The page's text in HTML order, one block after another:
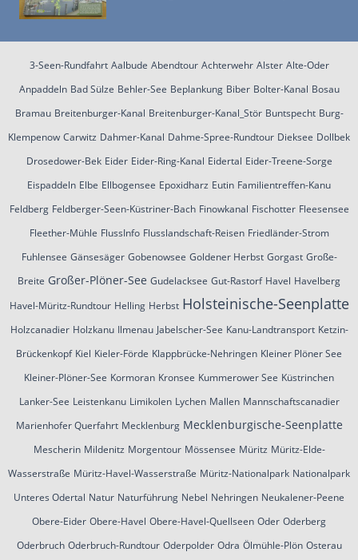
3-Seen-Rundfahrt Aalbude Abendtour Achterwehr Alster Alte-Oder
Anpaddeln Bad Sülze Behler-See Beplankung Biber Bolter-Kanal Bosau
Bramau Breitenburger-Kanal Breitenburger-Kanal_Stör Buntspecht Burg-
Klempenow Carwitz Dahmer-Kanal Dahme-Spree-Rundtour Dieksee Dollbek
Drosedower-Bek Eider Eider-Ring-Kanal Eidertal Eider-Treene-Sorge
Eispaddeln Elbe Ellbogensee Epoxidharz Eutin Familientreffen-Kanu
Feldberg Feldberger-Seen-Küstriner-Bach Finowkanal Fischotter Fleesensee
Fleether-Mühle FlussInfo Flusslandschaft-Reisen Friedländer-Strom
Fuhlensee Gänsesäger Gobenowsee Goldener Herbst Gorgast Große-
Breite Großer-Plöner-See Gudelacksee Gut-Rastorf Havel Havelberg
Havel-Müritz-Rundtour Helling Herbst Holsteinische-Seenplatte
Holzcanadier Holzkanu Ilmenau Jabelscher-See Kanu-Landtransport Ketzin-
Brückenkopf Kiel Kieler-Förde Klappbrücke-Nehringen Kleiner Plöner See
Kleiner-Plöner-See Kormoran Kronsee Kummerower See Küstrinchen
Lanker-See Leistenkanu Limikolen Lychen Mallen Mannschaftscanadier
Marienhofer Querfahrt Mecklenburg Mecklenburgische-Seenplatte
Mescherin Mildenitz Morgentour Mössensee Müritz Müritz-Elde-
Wasserstraße Müritz-Havel-Wasserstraße Müritz-Nationalpark Nationalpark
Unteres Odertal Natur Naturführung Nebel Nehringen Neukalener-Peene
Obere-Eider Obere-Havel Obere-Havel-Quellseen Oder Oderberg
Oderbruch Oderbruch-Rundtour Oderpolder Odra Ölmühle-Plön Osterau